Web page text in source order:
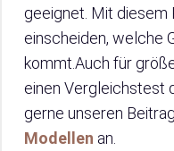
geeignet. Mit
einscheiden, welche
kommt.Auch für
einen Vergleichstest
gerne unseren
Modellen an.